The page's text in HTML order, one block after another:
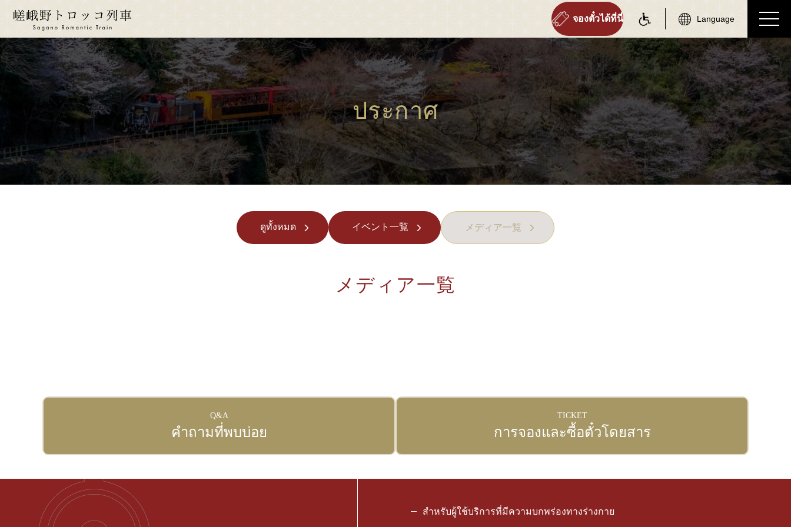
จองตั๋วได้ที่นี่ Language
ride a Sagano Romantic Train
นั่งรถไฟ Torokko
ตารางเดินรถ
เวลาเดินรถ
ราคาและตั๋ว
สำหรับผู้ใช้บริการที่มีความ
บกพร่องทางร่างกาย
about Sagano Romantic Train
เกี่ยวกับ Sagano Romantic
Train
รถไฟ Sagano Romantic Train
วิธีเพลิดเพลินในแต่ละฤดู
คำถามที่พบบ่อย
ประกาศ
station information
ข้อมูลแต่ละสถานี
ข้อมูลสถานีทั้งหมด
สถานี Torokko Saga
สถานี Torokko Arashiyama
สถานี Torokko Kameoka
tourist attractions
สถานที่ท่องเที่ยวใกล้เคียง
สถานที่ท่องเที่ยวใกล้เคียง
ทั้งหมด
บริเวณ Saga
ประกาศ
ดูทั้งหมด イベント一覧 メディア一覧
メディア一覧
Q&A
คำถามที่พบบ่อย
TICKET
การจองและซื้อตั๋วโดยสาร
สำหรับผู้ใช้บริการที่มีความบกพร่องทางร่างกาย